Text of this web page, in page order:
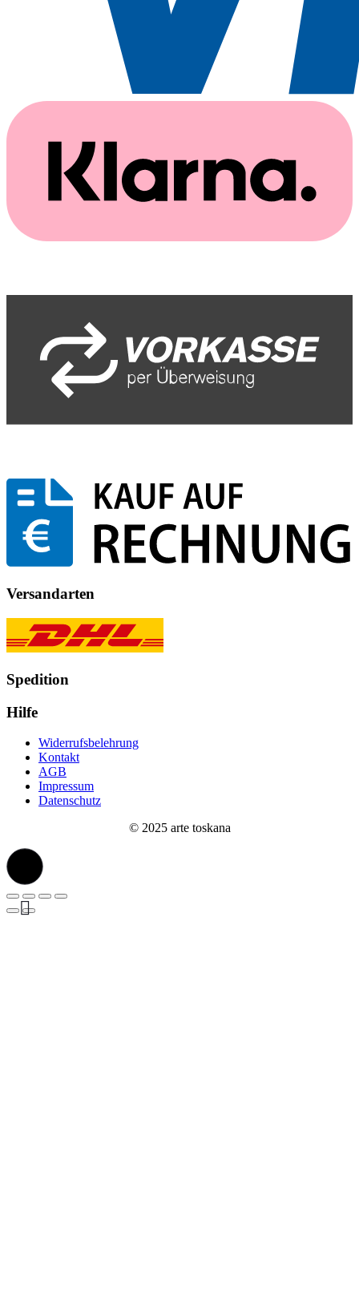
Versandarten
Spedition
Hilfe
Widerrufsbelehrung
Kontakt
AGB
Impressum
Datenschutz
© 2025 arte toskana